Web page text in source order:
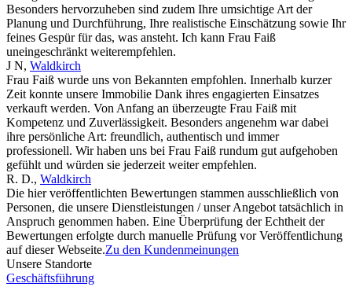
Besonders hervorzuheben sind zudem Ihre umsichtige Art der
Planung und Durchführung, Ihre realistische Einschätzung sowie Ihr
feines Gespür für das, was ansteht. Ich kann Frau Faiß
uneingeschränkt weiterempfehlen.
J N, Waldkirch
Frau Faiß wurde uns von Bekannten empfohlen. Innerhalb kurzer
Zeit konnte unsere Immobilie Dank ihres engagierten Einsatzes
verkauft werden. Von Anfang an überzeugte Frau Faiß mit
Kompetenz und Zuverlässigkeit. Besonders angenehm war dabei
ihre persönliche Art: freundlich, authentisch und immer
professionell. Wir haben uns bei Frau Faiß rundum gut aufgehoben
gefühlt und würden sie jederzeit weiter empfehlen.
R. D., Waldkirch
Die hier veröffentlichten Bewertungen stammen ausschließlich von
Personen, die unsere Dienstleistungen / unser Angebot tatsächlich in
Anspruch genommen haben. Eine Überprüfung der Echtheit der
Bewertungen erfolgte durch manuelle Prüfung vor Veröffentlichung
auf dieser Webseite.Zu den Kundenmeinungen
Unsere Standorte
Geschäftsführung